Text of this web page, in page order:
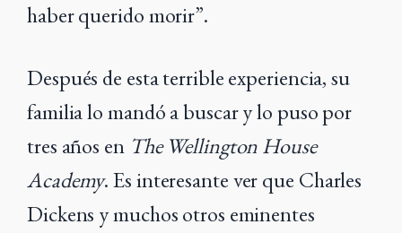
haber querido morir”.
Después de esta terrible experiencia, su
familia lo mandó a buscar y lo puso por
tres años en The Wellington House
Academy. Es interesante ver que Charles
Dickens y muchos otros eminentes